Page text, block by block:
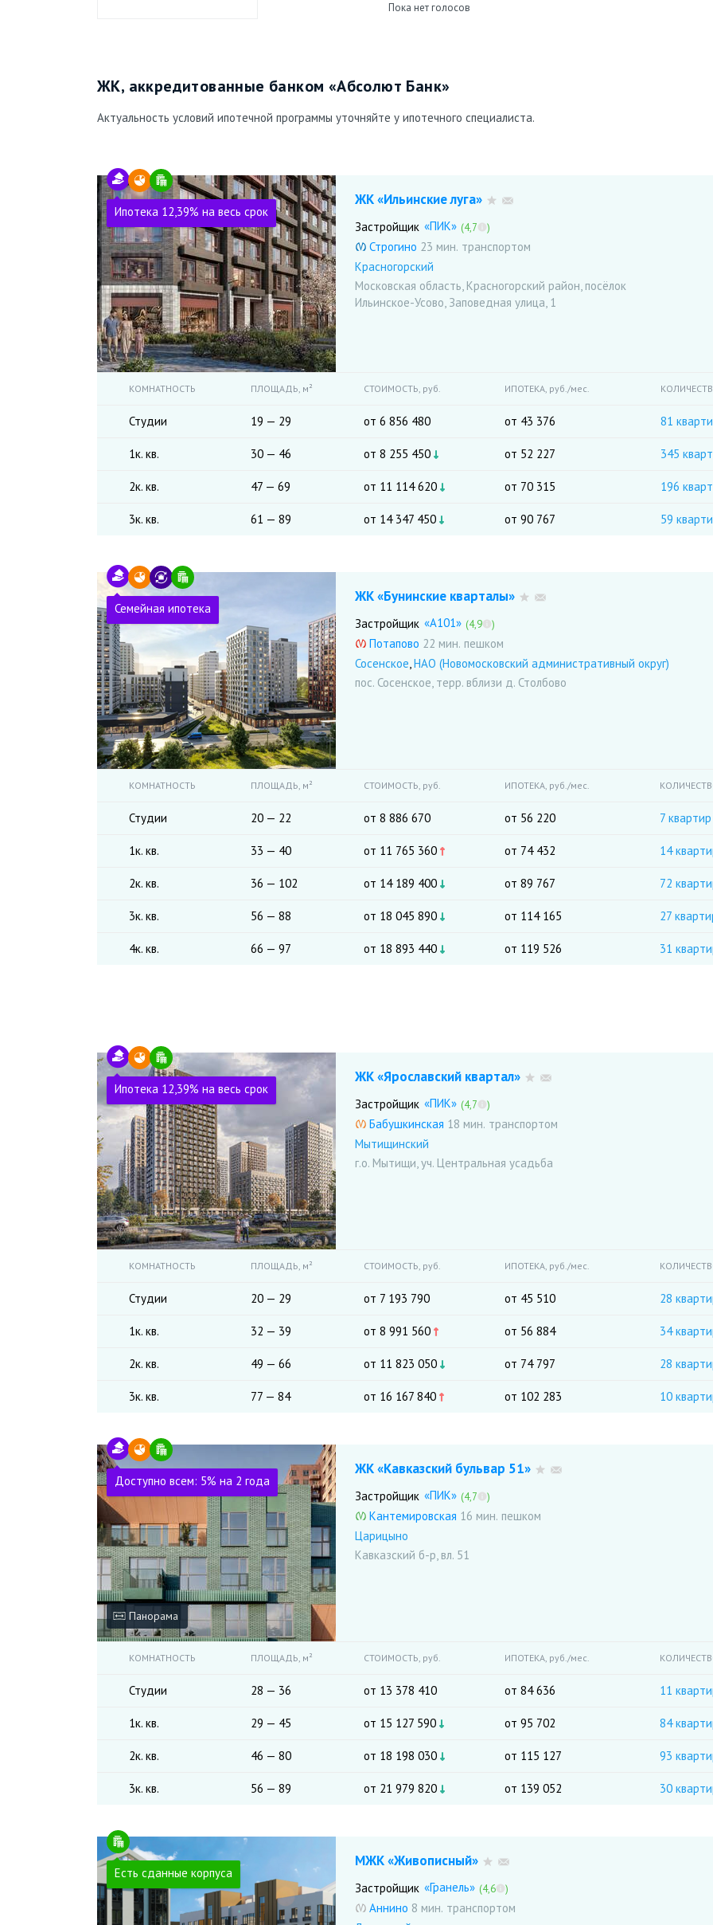
Пока нет голосов
ЖК, аккредитованные банком «Абсолют Банк»
Актуальность условий ипотечной программы уточняйте у ипотечного специалиста.
Ипотека 12,39% на весь срок
ЖК «Ильинские луга»
Застройщик «ПИК» (4,7 )
Строгино 23 мин.
Красногорский
Московская область, Красногорский район, посёлок
Ильинское-Усово, Заповедная улица, 1
КОМНАТНОСТЬ ПЛОЩАДЬ, м² СТОИМОСТЬ, руб. ИПОТЕКА, руб./мес.
Студии 19 — 29 от 6 856 480 от 43 376 81
1к. кв. 30 — 46 от 8 255 450 от 52 227 345
2к. кв. 47 — 69 от 11 114 620 от 70 315 196
3к. кв. 61 — 89 от 14 347 450 от 90 767 59
Семейная ипотека
ЖК «Бунинские кварталы»
Застройщик «А101» (4,9 )
Потапово 22 мин.
Сосенское,НАО (Новомосковский административный округ)
пос. Сосенское, терр. вблизи д. Столбово
КОМНАТНОСТЬ ПЛОЩАДЬ, м² СТОИМОСТЬ, руб. ИПОТЕКА, руб./мес.
Студии 20 — 22 от 8 886 670 от 56 220 7 квартир
1к. кв. 33 — 40 от 11 765 360 от 74 432 14
2к. кв. 36 — 102 от 14 189 400 от 89 767 72
3к. кв. 56 — 88 от 18 045 890 от 114 165 27
4к. кв. 66 — 97 от 18 893 440 от 119 526 31
Ипотека 12,39% на весь срок
ЖК «Ярославский квартал»
Застройщик «ПИК» (4,7 )
Бабушкинская 18 мин.
Мытищинский
г.о. Мытищи, уч. Центральная усадьба
КОМНАТНОСТЬ ПЛОЩАДЬ, м² СТОИМОСТЬ, руб. ИПОТЕКА, руб./мес.
Студии 20 — 29 от 7 193 790 от 45 510 28
1к. кв. 32 — 39 от 8 991 560 от 56 884 34
2к. кв. 49 — 66 от 11 823 050 от 74 797 28
3к. кв. 77 — 84 от 16 167 840 от 102 283 10
Доступно всем: 5% на 2 года
Панорама
ЖК «Кавказский бульвар 51»
Застройщик «ПИК» (4,7 )
Кантемировская 16 мин.
Царицыно
Кавказский б-р, вл. 51
КОМНАТНОСТЬ ПЛОЩАДЬ, м² СТОИМОСТЬ, руб. ИПОТЕКА, руб./мес.
Студии 28 — 36 от 13 378 410 от 84 636 11
1к. кв. 29 — 45 от 15 127 590 от 95 702 84
2к. кв. 46 — 80 от 18 198 030 от 115 127 93
3к. кв. 56 — 89 от 21 979 820 от 139 052 30
Есть сданные корпуса
МЖК «Живописный»
Застройщик «Гранель» (4,6 )
Аннино 8 мин.